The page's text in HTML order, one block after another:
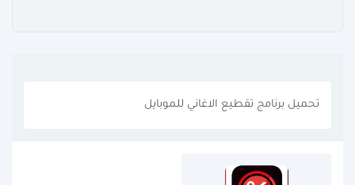
تحميل برنامج تقطيع الاغاني للموبايل